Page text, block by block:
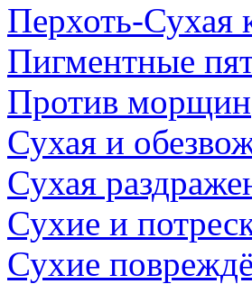
Перхоть-Сухая
Пигментные
Против морщин
Сухая и
Сухая
Сухие и
Сухие